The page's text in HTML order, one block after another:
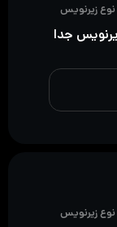
نوع زیرنویس
جدا
نوع زیرنویس